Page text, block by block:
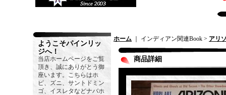
ようこそパインリッ
ジへ！
当店ホームページをご覧
頂き、誠にありがとう御
座います。こちらはホ
ピ、ズニ、サントドミン
ゴ、イスレタなどナバホ
ホーム ｜ インディアン関連Book > アリ
商品詳細